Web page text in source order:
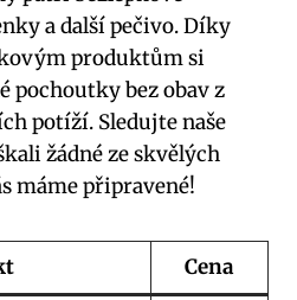
a další pečivo. Díky
produktům si
pochoutky bez obav z
potíží. Sledujte naše
žádné ze skvělých
máme připravené!
Cena